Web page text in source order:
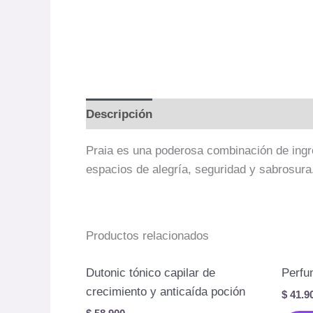
Descripción
Praia es una poderosa combinación de
espacios de alegría, seguridad y sabrosura.
Productos relacionados
Dutonic tónico capilar de
crecimiento y anticaída poción
$